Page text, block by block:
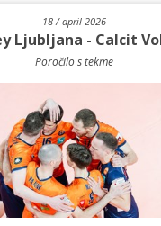
18 / april 2026
Ljubljana - Calcit
Poročilo s tekme